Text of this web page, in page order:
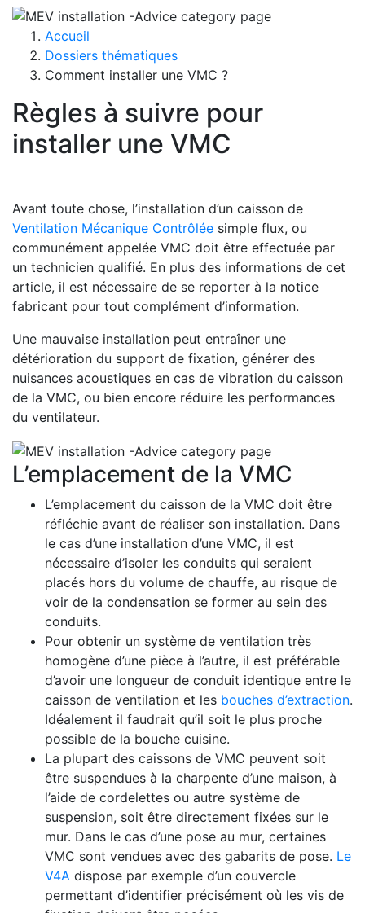
Accueil
Dossiers thématiques
Comment installer une VMC ?
Règles à suivre pour
installer une VMC
Avant toute chose, l’installation d’un caisson de
Ventilation Mécanique Contrôlée simple flux, ou
communément appelée VMC doit être effectuée par
un technicien qualifié. En plus des informations de cet
article, il est nécessaire de se reporter à la notice
fabricant pour tout complément d’information.
Une mauvaise installation peut entraîner une
détérioration du support de fixation, générer des
nuisances acoustiques en cas de vibration du caisson
de la VMC, ou bien encore réduire les performances
du ventilateur.
L’emplacement de la VMC
L’emplacement du caisson de la VMC doit être
réfléchie avant de réaliser son installation. Dans
le cas d’une installation d’une VMC, il est
nécessaire d’isoler les conduits qui seraient
placés hors du volume de chauffe, au risque de
voir de la condensation se former au sein des
conduits.
Pour obtenir un système de ventilation très
homogène d’une pièce à l’autre, il est préférable
d’avoir une longueur de conduit identique entre le
caisson de ventilation et les bouches d’extraction.
Idéalement il faudrait qu’il soit le plus proche
possible de la bouche cuisine.
La plupart des caissons de VMC peuvent soit
être suspendues à la charpente d’une maison, à
l’aide de cordelettes ou autre système de
suspension, soit être directement fixées sur le
mur. Dans le cas d’une pose au mur, certaines
VMC sont vendues avec des gabarits de pose. Le
V4A dispose par exemple d’un couvercle
permettant d’identifier précisément où les vis de